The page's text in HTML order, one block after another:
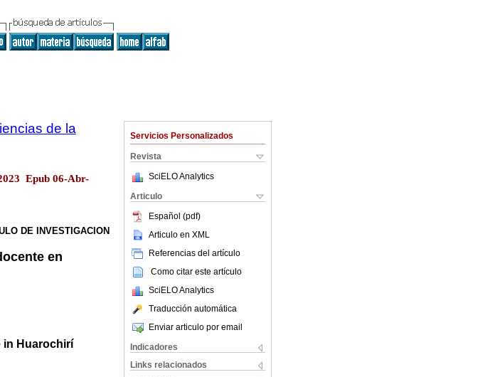
Servicios Personalizados
Revista
SciELO Analytics
Articulo
Español (pdf)
Articulo en XML
Referencias del artículo
Como citar este artículo
SciELO Analytics
Traducción automática
Enviar articulo por email
Indicadores
Links relacionados
de la
Epub 06-Abr-
DE INVESTIGACION
en
in Huarochirí